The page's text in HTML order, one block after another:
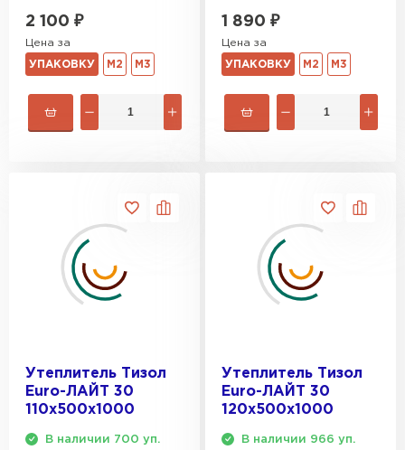
2 100 ₽
Цена за
УПАКОВКУ М2 М3
1 890 ₽
Цена за
УПАКОВКУ М2 М3
Утеплитель Тизол
Euro-ЛАЙТ 30
110х500х1000
В наличии 700 уп.
Утеплитель Тизол
Euro-ЛАЙТ 30
120х500х1000
В наличии 966 уп.
Рулонная кровля Брит
ПЕРЕЙТИ